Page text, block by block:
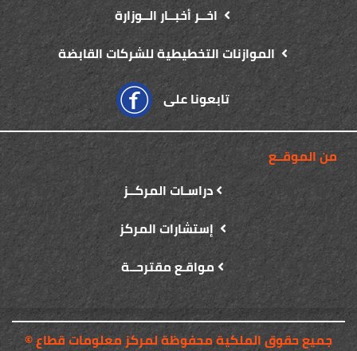
اخــر أخبــار الــوزارة
الموازنات التخطيطية للشركات القابضة
تابعونا على
من الموقــع
دراسـات المركــز
إستشارات المركز
مواقـع مقترحــة
© جميع حقوق الملكية محفوظة لمركز معلومات قطاع